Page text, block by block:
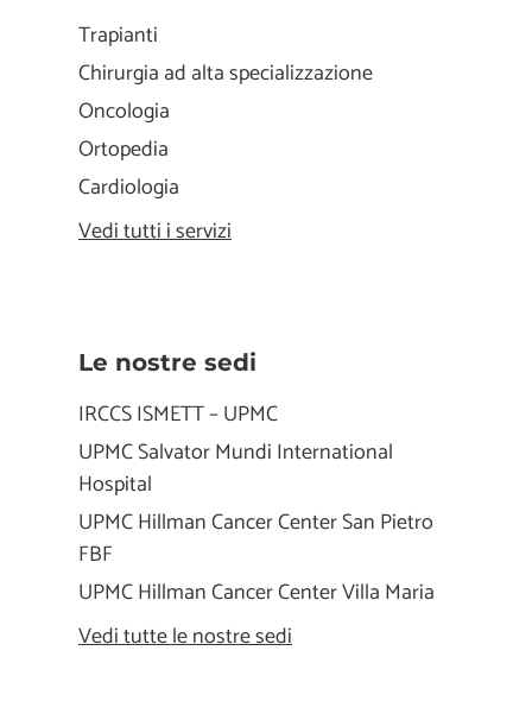
Trapianti
Chirurgia ad alta specializzazione
Oncologia
Ortopedia
Cardiologia
Vedi tutti i servizi
Le nostre sedi
IRCCS ISMETT – UPMC
UPMC Salvator Mundi International
Hospital
UPMC Hillman Cancer Center San Pietro
FBF
UPMC Hillman Cancer Center Villa Maria
Vedi tutte le nostre sedi